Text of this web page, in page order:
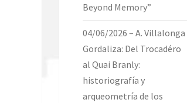
Beyond Memory”
04/06/2026 – A. Villalonga
Gordaliza: Del Trocadéro
al Quai Branly:
historiografía y
arqueometría de los